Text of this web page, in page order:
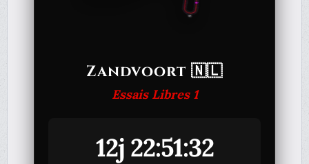
Zandvoort 🇳🇱
Essais Libres 1
12j 22:51:32